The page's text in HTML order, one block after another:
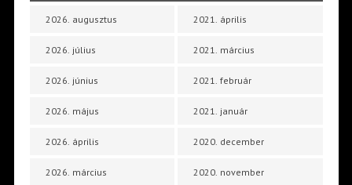
2026. augusztus
2026. július
2026. június
2026. május
2026. április
2026. március
2021. április
2021. március
2021. február
2021. január
2020. december
2020. november